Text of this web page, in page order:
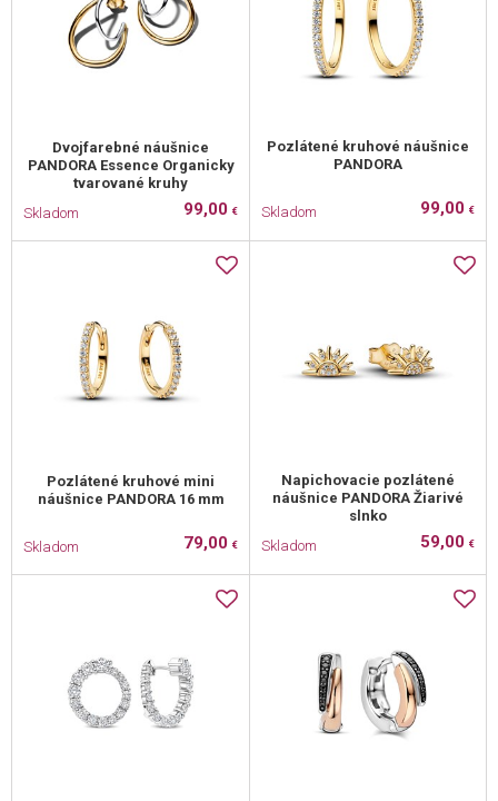
Dvojfarebné náušnice
PANDORA Essence Organicky
tvarované kruhy
Skladom
99,00 €
Pozlátené kruhové náušnice
PANDORA
Skladom 99,00 €
Pozlátené kruhové mini
náušnice PANDORA 16 mm
Skladom 79,00 €
Napichovacie pozlátené
náušnice PANDORA Žiarivé
slnko
Skladom
59,00 €